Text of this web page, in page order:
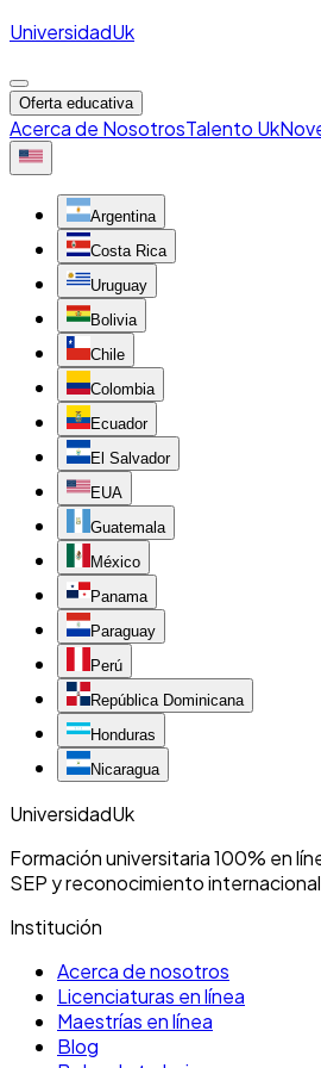
UniversidadUk
Oferta educativa
Acerca de NosotrosTalento Uk
Argentina
Costa Rica
Uruguay
Bolivia
Chile
Colombia
Ecuador
El Salvador
EUA
Guatemala
México
Panama
Paraguay
Perú
República Dominicana
Honduras
Nicaragua
UniversidadUk
Formación universitaria 100% en
SEP y reconocimiento
Institución
Acerca de nosotros
Licenciaturas en línea
Maestrías en línea
Blog